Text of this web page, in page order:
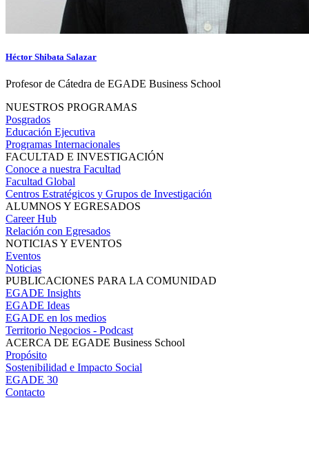
Héctor Shibata Salazar
Profesor de Cátedra de EGADE Business School
NUESTROS PROGRAMAS
Posgrados
Educación Ejecutiva
Programas Internacionales
FACULTAD E INVESTIGACIÓN
Conoce a nuestra Facultad
Facultad Global
Centros Estratégicos y Grupos de Investigación
ALUMNOS Y EGRESADOS
Career Hub
Relación con Egresados
NOTICIAS Y EVENTOS
Eventos
Noticias
PUBLICACIONES PARA LA COMUNIDAD
EGADE Insights
EGADE Ideas
EGADE en los medios
Territorio Negocios - Podcast
ACERCA DE EGADE Business School
Propósito
Sostenibilidad e Impacto Social
EGADE 30
Contacto